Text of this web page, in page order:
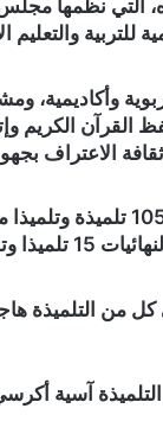
التي نظمها
والتعليم
وأكاديمية،
الكريم
الاعتراف
مقاطعة أكدال-
إلى كل من
التلميذة آسية